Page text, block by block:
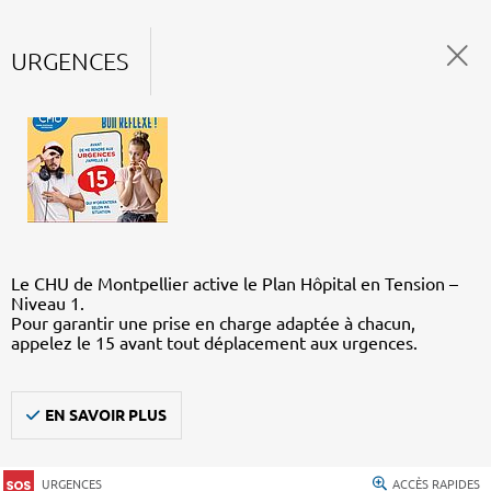
URGENCES
Le CHU de Montpellier active le Plan Hôpital en Tension –
Niveau 1.
Pour garantir une prise en charge adaptée à chacun,
appelez le 15 avant tout déplacement aux urgences.
EN SAVOIR PLUS
URGENCES ACCÈS RAPIDES